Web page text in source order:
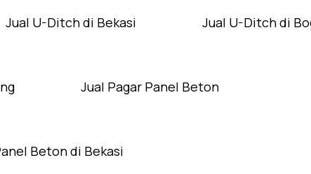
Jual U-Ditch di Bekasi Jual U-Ditch di
Jual Pagar Panel Beton
Beton di Bekasi